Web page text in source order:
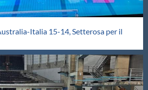
Italia 15-14, Setterosa per il